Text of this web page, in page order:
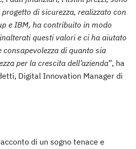
di sicurezza, realizzato con
e IBM, ha contribuito in modo
questi valori e ci ha aiutato
consapevolezza di quanto sia
per la crescita dell’azienda”, ha
Digital Innovation Manager di
di un sogno tenace e